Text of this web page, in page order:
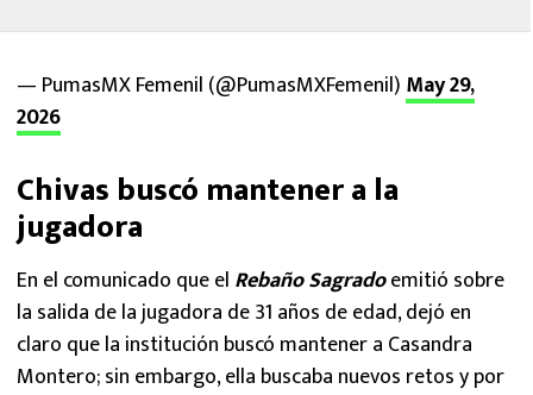
— PumasMX Femenil (@PumasMXFemenil) May 29,
2026
Chivas buscó mantener a la
jugadora
En el comunicado que el Rebaño Sagradoemitió sobre
la salida de la jugadora de 31 años de edad, dejó en
claro que la institución buscó mantener a Casandra
Montero; sin embargo, ella buscaba nuevos retos y por